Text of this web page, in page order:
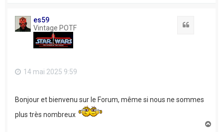
es59
Vintage POTF
14 mai 2025 9:59
Bonjour et bienvenu sur le Forum, même si nous ne sommes
plus très nombreux